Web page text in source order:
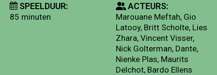
SPEELDUUR:
85 minuten
ACTEURS:
Marouane Meftah, Gio
Latooy, Britt Scholte, Lies
Zhara, Vincent Visser,
Nick Golterman, Dante,
Nienke Plas, Maurits
Delchot, Bardo Ellens